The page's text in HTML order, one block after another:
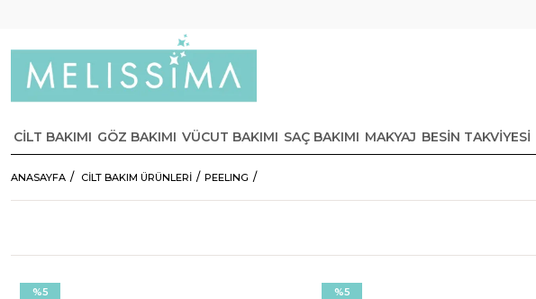
CİLT BAKIMI GÖZ BAKIMI VÜCUT BAKIMI SAÇ BAKIMI MAKYAJ BESİN TAKVİYESİ
ANASAYFA CİLT BAKIM ÜRÜNLERİ PEELING
%5 %5